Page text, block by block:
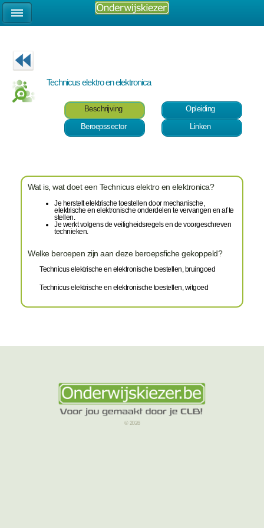
Technicus elektro en elektronica
Beschrijving
Opleiding
Beroepssector
Linken
Wat is, wat doet een Technicus elektro en elektronica?
Je herstelt elektrische toestellen door mechanische,
elektrische en elektronische onderdelen te vervangen en af te
stellen.
Je werkt volgens de veiligheidsregels en de voorgeschreven
technieken.
Welke beroepen zijn aan deze beroepsfiche gekoppeld?
Technicus elektrische en elektronische toestellen, bruingoed
Technicus elektrische en elektronische toestellen, witgoed
© 2026